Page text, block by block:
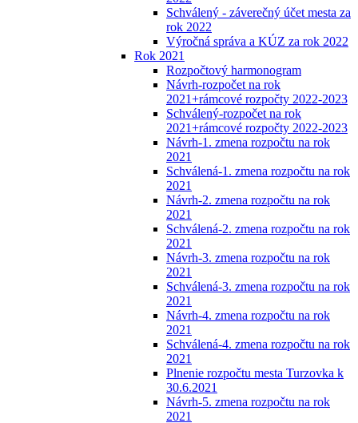
Schválený - záverečný účet mesta za
rok 2022
Výročná správa a KÚZ za rok 2022
Rok 2021
Rozpočtový harmonogram
Návrh-rozpočet na rok
2021+rámcové rozpočty 2022-2023
Schválený-rozpočet na rok
2021+rámcové rozpočty 2022-2023
Návrh-1. zmena rozpočtu na rok
2021
Schválená-1. zmena rozpočtu na rok
2021
Návrh-2. zmena rozpočtu na rok
2021
Schválená-2. zmena rozpočtu na rok
2021
Návrh-3. zmena rozpočtu na rok
2021
Schválená-3. zmena rozpočtu na rok
2021
Návrh-4. zmena rozpočtu na rok
2021
Schválená-4. zmena rozpočtu na rok
2021
Plnenie rozpočtu mesta Turzovka k
30.6.2021
Návrh-5. zmena rozpočtu na rok
2021